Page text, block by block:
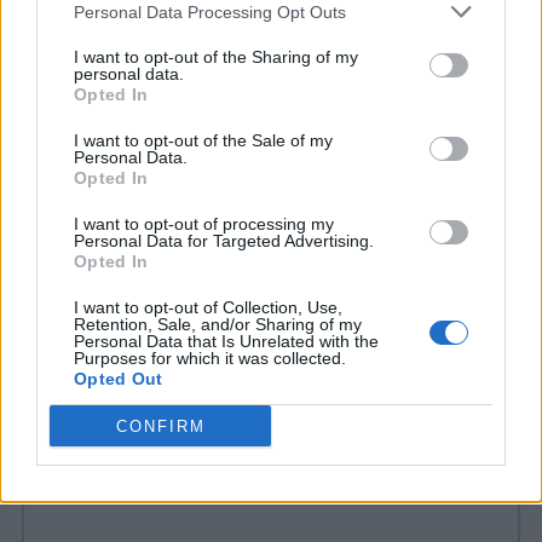
Personal Data Processing Opt Outs
I want to opt-out of the Sharing of my
personal data.
Opted In
I want to opt-out of the Sale of my
Personal Data.
Opted In
I want to opt-out of processing my
Personal Data for Targeted Advertising.
Opted In
I want to opt-out of Collection, Use,
Retention, Sale, and/or Sharing of my
Personal Data that Is Unrelated with the
Purposes for which it was collected.
Opted Out
CONFIRM
interessanti per il personaggio. Per finire, gli
autori hanno rivelato che i segreti di Jack
non sono affatto finiti quindi i fan
scopriranno altre sorprendenti rivelazioni,
soprattutto per quanto riguarda il periodo
del passato in cui il protagonista era in
guerra.
COMMENTI